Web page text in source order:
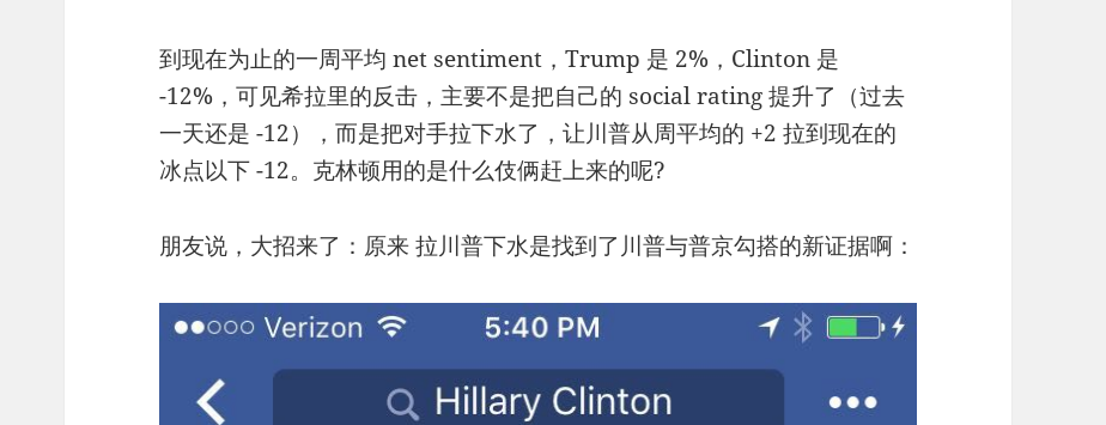
到现在为止的一周平均 net sentiment，Trump 是 2%，Clinton 是
-12%，可见希拉里的反击，主要不是把自己的 social rating 提升了（过去
一天还是 -12），而是把对手拉下水了，让川普从周平均的 +2 拉到现在的
冰点以下 -12。克林顿用的是什么伎俩赶上来的呢?
朋友说，大招来了：原来 拉川普下水是找到了川普与普京勾搭的新证据啊：